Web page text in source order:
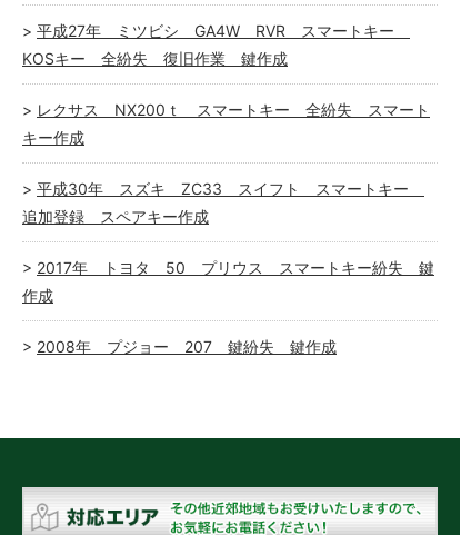
平成27年 ミツビシ GA4W RVR スマートキー
KOSキー 全紛失 復旧作業 鍵作成
レクサス NX200ｔ スマートキー 全紛失 スマート
キー作成
平成30年 スズキ ZC33 スイフト スマートキー
追加登録 スペアキー作成
2017年 トヨタ 50 プリウス スマートキー紛失 鍵
作成
2008年 プジョー 207 鍵紛失 鍵作成